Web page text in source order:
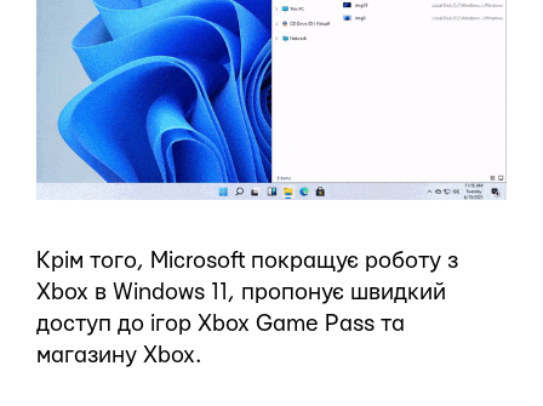
Крім того, Microsoft покращує роботу з
Xbox в Windows 11, пропонує швидкий
доступ до ігор Xbox Game Pass та
магазину Xbox.